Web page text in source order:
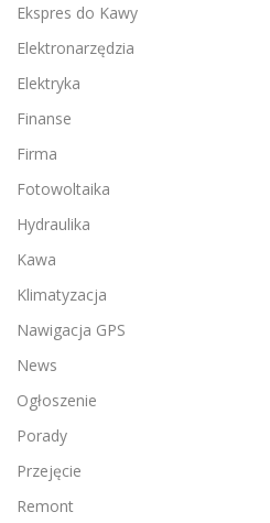
Ekspres do Kawy
Elektronarzędzia
Elektryka
Finanse
Firma
Fotowoltaika
Hydraulika
Kawa
Klimatyzacja
Nawigacja GPS
News
Ogłoszenie
Porady
Przejęcie
Remont